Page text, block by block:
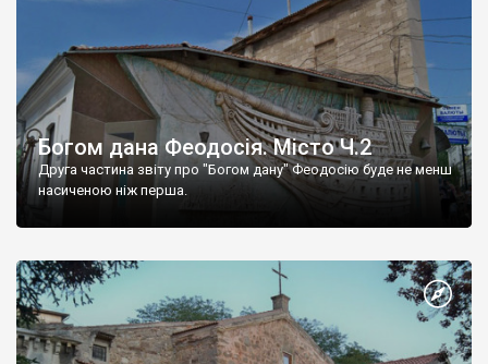
Богом дана Феодосія. Місто Ч.2
Друга частина звіту про "Богом дану" Феодосію буде не менш
насиченою ніж перша.